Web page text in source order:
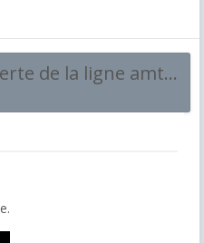
vidéo cabride découverte de la ligne amterdam rotterdam en thalys pbka